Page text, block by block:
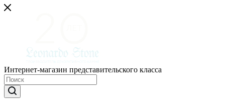
Интернет-магазин представительского класса